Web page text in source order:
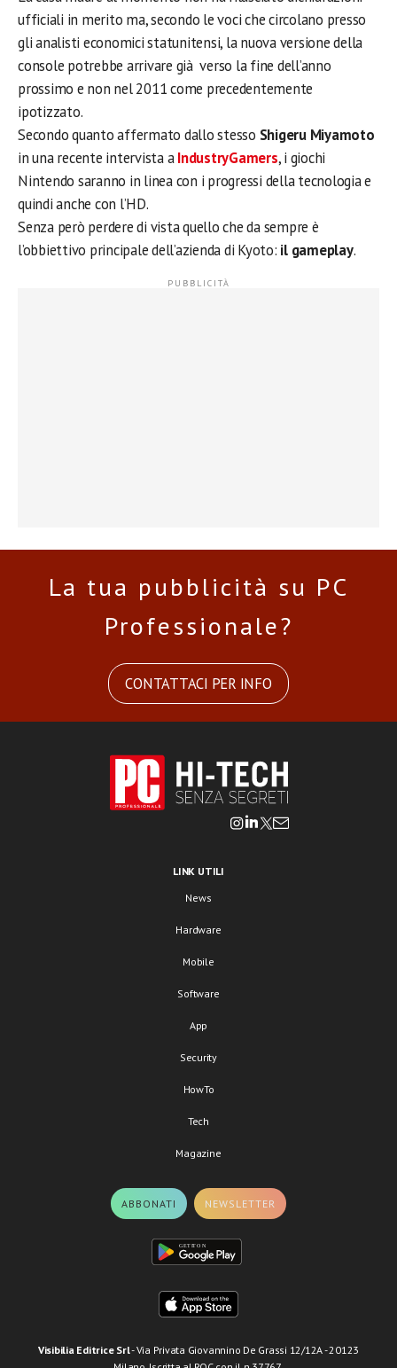
ufficiali in merito ma, secondo le voci che circolano presso
gli analisti economici statunitensi, la nuova versione della
console potrebbe arrivare già verso la fine dell’anno
prossimo e non nel 2011 come precedentemente
ipotizzato.
Secondo quanto affermato dallo stesso Shigeru Miyamoto
in una recente intervista aIndustryGamers, i giochi
Nintendo saranno in linea con i progressi della tecnologia e
quindi anche con l’HD.
Senza però perdere di vista quello che da sempre è
l’obbiettivo principale dell’azienda di Kyoto: il gameplay.
La tua pubblicità su PC
Professionale?
CONTATTACI PER INFO
LINK UTILI
News
Hardware
Mobile
Software
App
Security
HowTo
Tech
Magazine
ABBONATI NEWSLETTER
Visibilia Editrice Srl- Via Privata Giovannino De Grassi 12/12A - 20123